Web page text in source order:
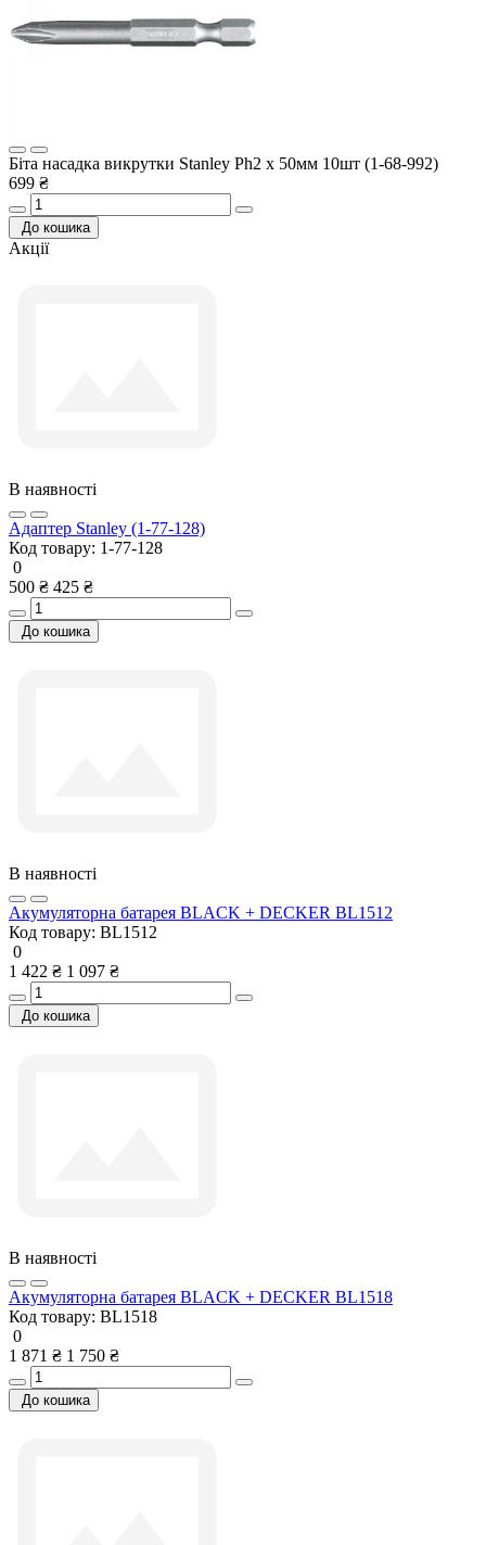
Біта насадка викрутки Stanley Ph2 x 50мм 10шт (1-68-992)
699 ₴
До кошика
Акції
В наявності
Адаптер Stanley (1-77-128)
Код товару: 1-77-128
0
500 ₴ 425 ₴
До кошика
В наявності
Акумуляторна батарея BLACK + DECKER BL1512
Код товару: BL1512
0
1 422 ₴ 1 097 ₴
До кошика
В наявності
Акумуляторна батарея BLACK + DECKER BL1518
Код товару: BL1518
0
1 871 ₴ 1 750 ₴
До кошика